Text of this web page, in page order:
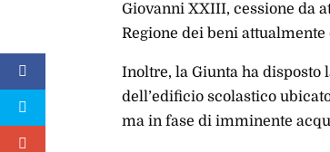
Giovanni XXIII, cessione da
Regione dei beni
Inoltre, la Giunta ha disposto
dell’edificio scolastico
ma in fase di imminente